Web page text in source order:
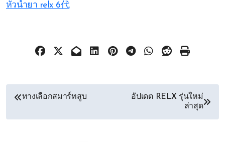
หัวน้ำยา relx 6代
文
章
ทางเลือกสมาร์ทสูบ
อัปเดต RELX รุ่นใหม่
ล่าสุด